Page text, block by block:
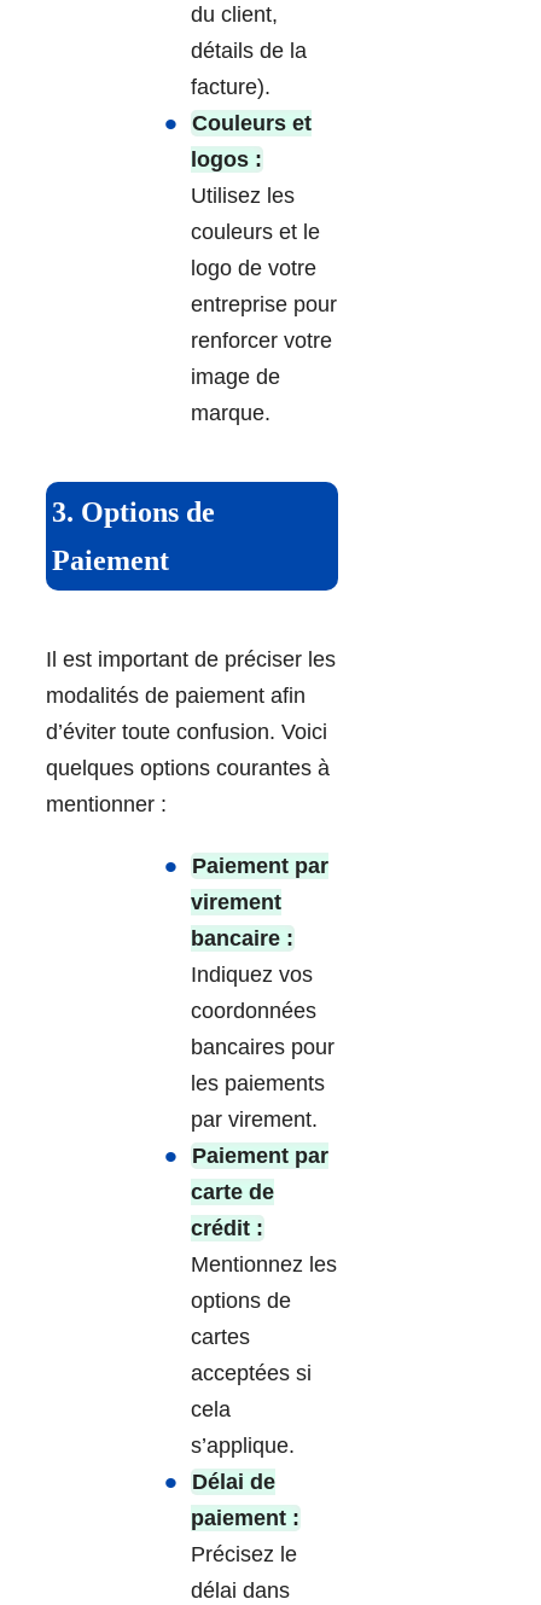
du client,
détails de la
facture).
Couleurs et
logos :
Utilisez les
couleurs et le
logo de votre
entreprise pour
renforcer votre
image de
marque.
3. Options de
Paiement
Il est important de préciser les
modalités de paiement afin
d’éviter toute confusion. Voici
quelques options courantes à
mentionner :
Paiement par
virement
bancaire :
Indiquez vos
coordonnées
bancaires pour
les paiements
par virement.
Paiement par
carte de
crédit :
Mentionnez les
options de
cartes
acceptées si
cela
s’applique.
Délai de
paiement :
Précisez le
délai dans